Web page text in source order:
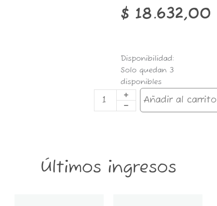
$ 18.632,00
Disponibilidad:
Solo quedan 3
disponibles
BAND.RAW
MEDIUM
27.5X34CM
cantidad
Añadir al carrito
Últimos ingresos